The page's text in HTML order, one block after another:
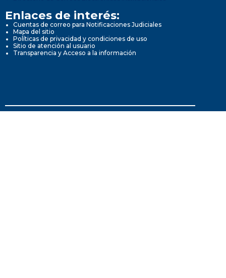
Enlaces de interés:
Cuentas de correo para Notificaciones Judiciales
Mapa del sitio
Políticas de privacidad y condiciones de uso
Sitio de atención al usuario
Transparencia y Acceso a la información